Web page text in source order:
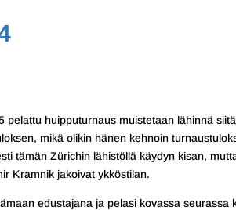
pelattu huipputurnaus muistetaan lähinnä
mikä olikin hänen kehnoin
tämän Zürichin lähistöllä käydyn kisan,
Kramnik jakoivat ykköstilan.
edustajana ja pelasi kovassa seurassa